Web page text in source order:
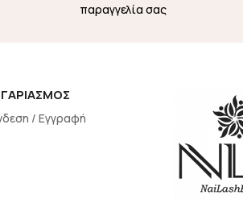
παραγγελία σας
/ Εγγραφή